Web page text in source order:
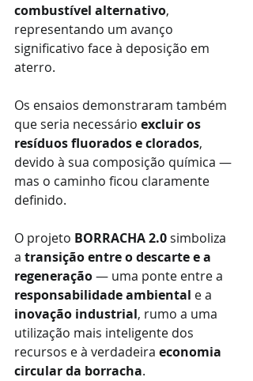
combustível alternativo,
representando um avanço
significativo face à deposição em
aterro.
Os ensaios demonstraram também
que seria necessário excluir os
resíduos fluorados e clorados,
devido à sua composição química —
mas o caminho ficou claramente
definido.
O projeto BORRACHA 2.0 simboliza
a transição entre o descarte e a
regeneração — uma ponte entre a
responsabilidade ambiental e a
inovação industrial, rumo a uma
utilização mais inteligente dos
recursos e à verdadeira economia
circular da borracha.